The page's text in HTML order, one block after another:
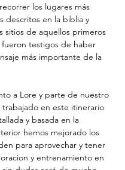
los lugares más
descritos en la biblia y
sitios de aquellos primeros
testigos de haber
más importante de la
a Lore y parte de nuestro
en este itinerario
y basada en la
hemos mejorado los
para aprovechar y tener
y entrenamiento en